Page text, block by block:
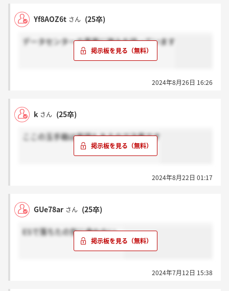
Yf8AOZ6t さん (25卒)
データセンターの事業に強みを持っています
2024年8月26日 16:26
k さん (25卒)
ここの玉手箱は英語もあるので注意です
2024年8月22日 01:17
GUe78ar さん (25卒)
ESで落ちたの気に食わない。
2024年7月12日 15:38